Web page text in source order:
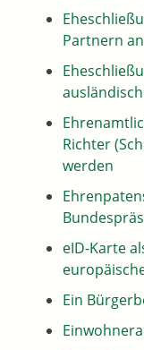
Partnern
Richter
werden
eID-Karte
Ein